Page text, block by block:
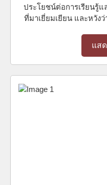
ประโยชน์ต่อการเรียน
ที่มาเยี่ยมเยียน และหวัง
แส